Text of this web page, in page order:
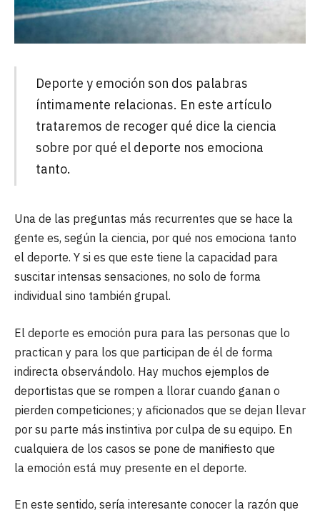
Deporte y emoción son dos palabras
íntimamente relacionas. En este artículo
trataremos de recoger qué dice la ciencia
sobre por qué el deporte nos emociona
tanto.
Una de las preguntas más recurrentes que se hace la
gente es, según la ciencia, por qué nos emociona tanto
el deporte. Y si es que este tiene la capacidad para
suscitar intensas sensaciones, no solo de forma
individual sino también grupal.
El deporte es emoción pura para las personas que lo
practican y para los que participan de él de forma
indirecta observándolo. Hay muchos ejemplos de
deportistas que se rompen a llorar cuando ganan o
pierden competiciones; y aficionados que se dejan llevar
por su parte más instintiva por culpa de su equipo. En
cualquiera de los casos se pone de manifiesto que
la emoción está muy presente en el deporte.
En este sentido, sería interesante conocer la razón que